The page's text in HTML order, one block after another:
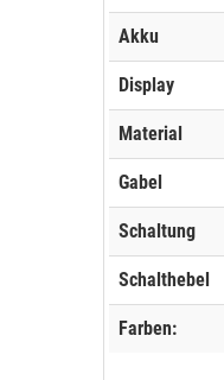
Akku
Display
Material
Gabel
Schaltung
Schalthebel
Farben: